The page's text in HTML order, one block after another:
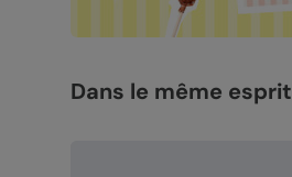
Dans le même esprit